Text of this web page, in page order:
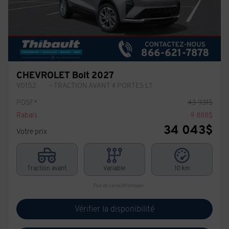
CHEVROLET Bolt 2027
V0152
– TRACTION AVANT 4 PORTES LT
PDSF*
43 931$
Rabais
9 888$
Votre prix
34 043$
Traction avant Variable 10 km
Plus de caractéristiques
Vérifier la disponibilité